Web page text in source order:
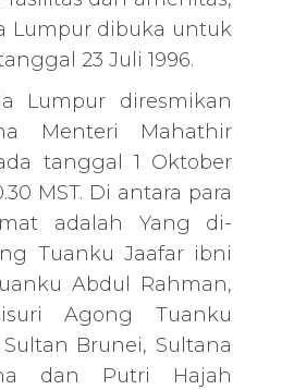
Lumpur dibuka untuk
23 Juli 1996.
Lumpur diresmikan
Menteri Mahathir
tanggal 1 Oktober
MST. Di antara para
adalah Yang di-
Tuanku Jaafar ibni
Abdul Rahman,
Agong Tuanku
Brunei, Sultana
dan Putri Hajah